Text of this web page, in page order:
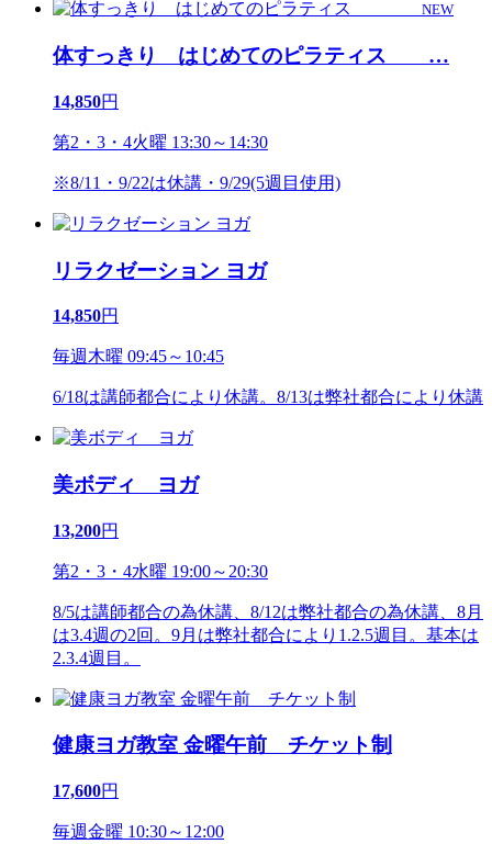
NEW
体すっきり はじめてのピラティス …
14,850円
第2・3・4火曜 13:30～14:30
※8/11・9/22は休講・9/29(5週目使用)
リラクゼーション ヨガ
14,850円
毎週木曜 09:45～10:45
6/18は講師都合により休講。8/13は弊社都合により休講
美ボディ ヨガ
13,200円
第2・3・4水曜 19:00～20:30
8/5は講師都合の為休講、8/12は弊社都合の為休講、8月
は3.4週の2回。9月は弊社都合により1.2.5週目。基本は
2.3.4週目。
健康ヨガ教室 金曜午前 チケット制
17,600円
毎週金曜 10:30～12:00